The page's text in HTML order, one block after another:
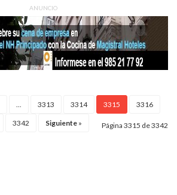
ANUNCIO
3313 3314 3315 3316
3342 Siguiente » Página 3315 de 3342